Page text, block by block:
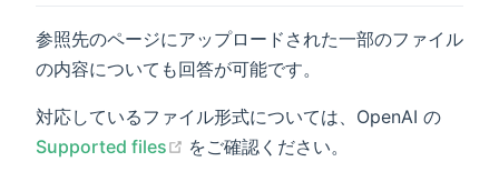
参照先のページにアップロードされた一部のファイル
の内容についても回答が可能です。
対応しているファイル形式については、OpenAI の
Supported files
(opens new window)
をご確認ください。